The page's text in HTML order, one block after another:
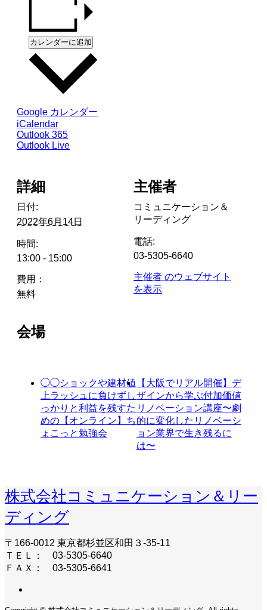
カレンダーに追加
Google カレンダー
iCalendar
Outlook 365
Outlook Live
詳細
日付:
2022年6月14日
時間:
13:00 - 15:00
費用：
無料
会場
主催者
コミュニケーション＆
リーディング
電話:
03-5305-6640
主催者 のウェブサイト
を表示
◯◯ショックや建材値
上ラッシュに負けずし
っかりと利益を残すた
めの【オンライン】ち
ょこっと勉強会
【大阪でリアル開催】デ
ザインから学ぶ付加価値
リノベーション講座〜劇
的に変化したリノベーシ
ョン業界で生き残るに
は〜
株式会社コミュニケーション＆リー
ディング
〒166-0012 東京都杉並区和田３-35-11
ＴＥＬ： 03-5305-6640
ＦＡＸ： 03-5305-6641